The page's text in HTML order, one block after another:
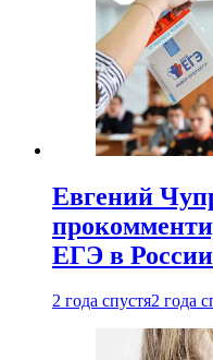
Евгений
ЕГЭ в России
2 года спустя2 года